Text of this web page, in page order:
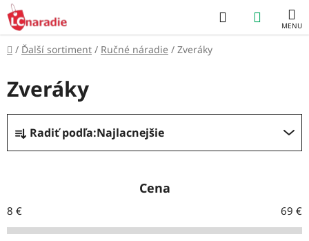
Prejsť
na
obsah
Hľadať
KOŠÍK
Domov
/ Ďalší sortiment / Ručné náradie / Zveráky
Zveráky
R
a
n
i
Radiť podľa:Najlacnejšie
Cena
8 € 69 €